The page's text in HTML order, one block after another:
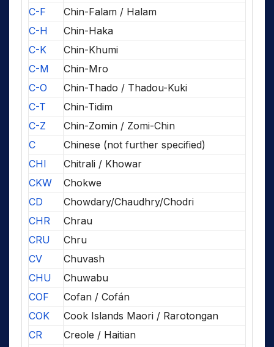
C-F
Chin-Falam / Halam
C-H
Chin-Haka
C-K
Chin-Khumi
C-M
Chin-Mro
C-O
Chin-Thado / Thadou-Kuki
C-T
Chin-Tidim
C-Z
Chin-Zomin / Zomi-Chin
C
Chinese (not further specified)
CHI
Chitrali / Khowar
CKW
Chokwe
CD
Chowdary/Chaudhry/Chodri
CHR
Chrau
CRU
Chru
CV
Chuvash
CHU
Chuwabu
COF
Cofan / Cofán
COK
Cook Islands Maori / Rarotongan
CR
Creole / Haitian